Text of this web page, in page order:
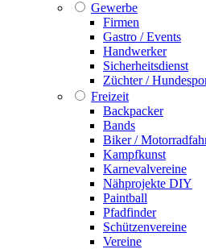
Gewerbe
Firmen
Gastro / Events
Handwerker
Sicherheitsdienst
Züchter /
Freizeit
Backpacker
Bands
Biker /
Kampfkunst
Karnevalvereine
Nähprojekte DIY
Paintball
Pfadfinder
Schützenvereine
Vereine